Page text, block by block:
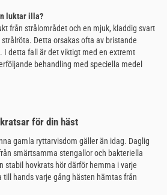
luktar illa?
från strålområdet och en mjuk, kladdig svart
Detta orsakas ofta av bristande
I detta fall är det viktigt med en extremt
behandling med speciella medel
för din häst
gamla ryttarvisdom gäller än idag. Daglig
smärtsamma stengallor och bakteriella
stabil hovkrats hör därför hemma i varje
till hands varje gång hästen hämtas från